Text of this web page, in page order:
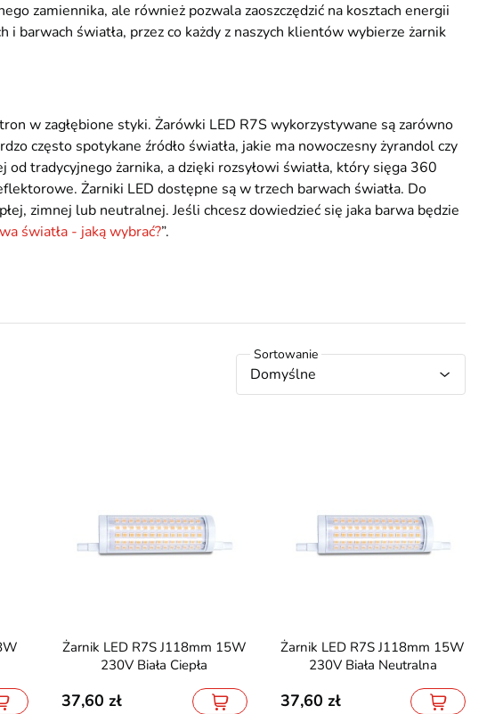
zamiennika, ale również pozwala zaoszczędzić na kosztach energii
barwach światła, przez co każdy z naszych klientów wybierze żarnik
w zagłębione styki. Żarówki LED R7S wykorzystywane są zarówno
często spotykane źródło światła, jakie ma nowoczesny żyrandol czy
tradycyjnego żarnika, a dzięki rozsyłowi światła, który sięga 360
Żarniki LED dostępne są w trzech barwach światła. Do
zimnej lub neutralnej. Jeśli chcesz dowiedzieć się jaka barwa będzie
światła - jaką wybrać?”.
Domyślne
Żarnik LED R7S J118mm 15W
230V Biała Ciepła
37,60
Żarnik LED R7S J118mm 15W
230V Biała Neutralna
37,60